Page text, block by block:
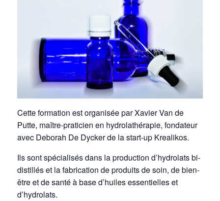
Cette formation est organisée par Xavier Van de
Putte, maître-praticien en hydrolathérapie, fondateur
avec Deborah De Dycker de la start-up Krealikos.
Ils sont spécialisés dans la production d’hydrolats bi-
distillés et la fabrication de produits de soin, de bien-
être et de santé à base d’huiles essentielles et
d’hydrolats.